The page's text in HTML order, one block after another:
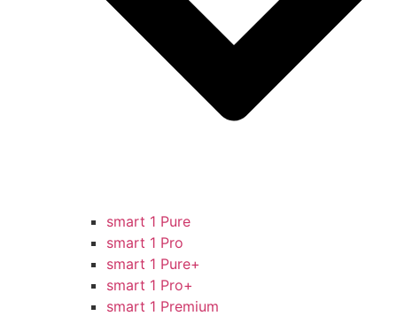
smart 1 Pure
smart 1 Pro
smart 1 Pure+
smart 1 Pro+
smart 1 Premium